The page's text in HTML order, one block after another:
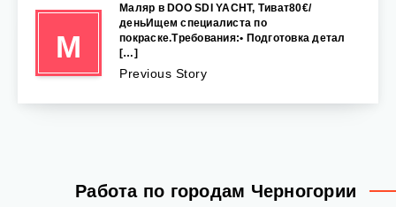
М
Маляр в DOO SDI YACHT, Тиват80€/
деньИщем специалиста по
покраске.Требования:• Подготовка детал
[…]
Previous Story
Работа по городам Черногории